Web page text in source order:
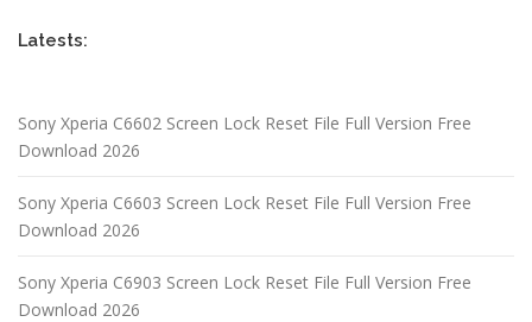
Latests:
Sony Xperia C6602 Screen Lock Reset File Full Version Free
Download 2026
Sony Xperia C6603 Screen Lock Reset File Full Version Free
Download 2026
Sony Xperia C6903 Screen Lock Reset File Full Version Free
Download 2026